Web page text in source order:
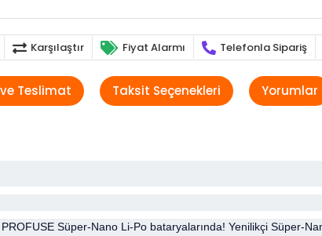
Karşılaştır Fiyat Alarmı Telefonla Sipariş
Teslimat Taksit Seçenekleri Yorumlar
Süper-Nano Li-Po bataryalarında! Yenilikçi Süper-